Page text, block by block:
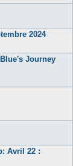
2024
Journey
Avril 22 :